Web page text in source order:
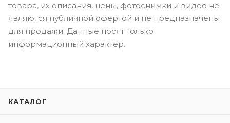
товара, их описания, цены, фотоснимки и видео не
являются публичной офертой и не предназначены
для продажи. Данные носят только
информационный характер.
КАТАЛОГ